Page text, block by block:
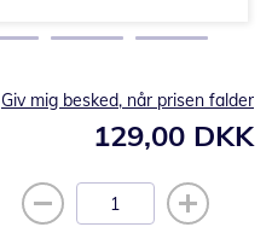
129,00 DKK
Giv mig besked, når prisen falder